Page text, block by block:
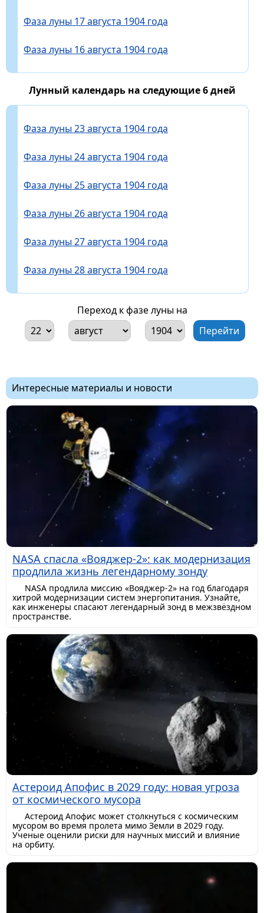
Фаза луны 17 августа 1904 года
Фаза луны 16 августа 1904 года
Лунный календарь на следующие 6 дней
Фаза луны 23 августа 1904 года
Фаза луны 24 августа 1904 года
Фаза луны 25 августа 1904 года
Фаза луны 26 августа 1904 года
Фаза луны 27 августа 1904 года
Фаза луны 28 августа 1904 года
Переход к фазе луны на
Интересные материалы и новости
NASA спасла «Вояджер-2»: как модернизация
продлила жизнь легендарному зонду
NASA продлила миссию «Вояджер-2» на год благодаря
хитрой модернизации систем энергопитания. Узнайте,
как инженеры спасают легендарный зонд в межзвёздном
пространстве.
Астероид Апофис в 2029 году: новая угроза
от космического мусора
Астероид Апофис может столкнуться с космическим
мусором во время пролета мимо Земли в 2029 году.
Ученые оценили риски для научных миссий и влияние
на орбиту.